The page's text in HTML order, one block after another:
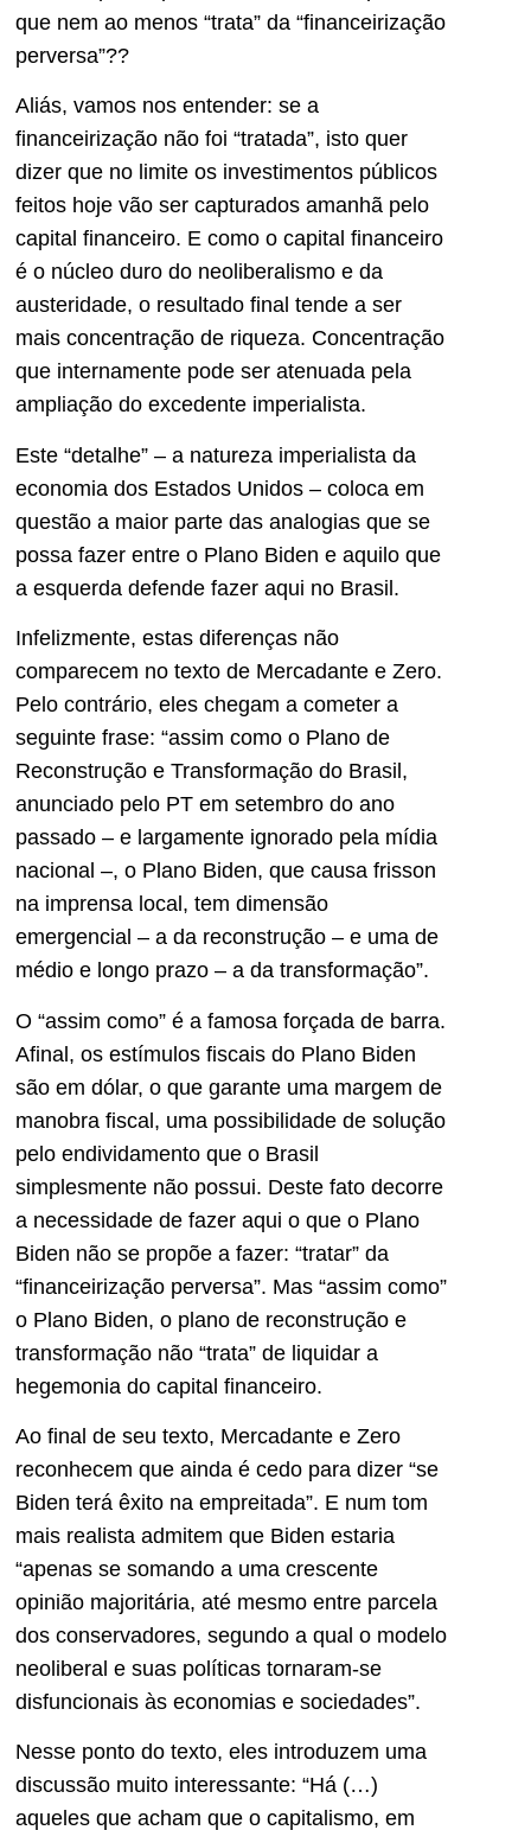
que nem ao menos “trata” da “financeirização
perversa”??
Aliás, vamos nos entender: se a
financeirização não foi “tratada”, isto quer
dizer que no limite os investimentos públicos
feitos hoje vão ser capturados amanhã pelo
capital financeiro. E como o capital financeiro
é o núcleo duro do neoliberalismo e da
austeridade, o resultado final tende a ser
mais concentração de riqueza. Concentração
que internamente pode ser atenuada pela
ampliação do excedente imperialista.
Este “detalhe” – a natureza imperialista da
economia dos Estados Unidos – coloca em
questão a maior parte das analogias que se
possa fazer entre o Plano Biden e aquilo que
a esquerda defende fazer aqui no Brasil.
Infelizmente, estas diferenças não
comparecem no texto de Mercadante e Zero.
Pelo contrário, eles chegam a cometer a
seguinte frase: “assim como o Plano de
Reconstrução e Transformação do Brasil,
anunciado pelo PT em setembro do ano
passado – e largamente ignorado pela mídia
nacional –, o Plano Biden, que causa frisson
na imprensa local, tem dimensão
emergencial – a da reconstrução – e uma de
médio e longo prazo – a da transformação”.
O “assim como” é a famosa forçada de barra.
Afinal, os estímulos fiscais do Plano Biden
são em dólar, o que garante uma margem de
manobra fiscal, uma possibilidade de solução
pelo endividamento que o Brasil
simplesmente não possui. Deste fato decorre
a necessidade de fazer aqui o que o Plano
Biden não se propõe a fazer: “tratar” da
“financeirização perversa”. Mas “assim como”
o Plano Biden, o plano de reconstrução e
transformação não “trata” de liquidar a
hegemonia do capital financeiro.
Ao final de seu texto, Mercadante e Zero
reconhecem que ainda é cedo para dizer “se
Biden terá êxito na empreitada”. E num tom
mais realista admitem que Biden estaria
“apenas se somando a uma crescente
opinião majoritária, até mesmo entre parcela
dos conservadores, segundo a qual o modelo
neoliberal e suas políticas tornaram-se
disfuncionais às economias e sociedades”.
Nesse ponto do texto, eles introduzem uma
discussão muito interessante: “Há (…)
aqueles que acham que o capitalismo, em